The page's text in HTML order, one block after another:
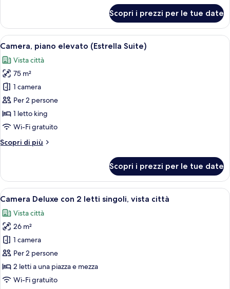
piano
elevato
(Sky
Scopri i prezzi per le tue date
Apri
tutte
le
foto
per
Camera,
piano
elevato
(Estrella
Suite)
Una piscina sul tetto dal design
9
Camera, piano elevato (Estrella Suite)
Vista città
75 m²
1 camera
Per 2 persone
1 letto king
Wi-Fi gratuito
Scopri di più
Altri
piano
elevato
(Estrella
Scopri i prezzi per le tue date
Apri
tutte
le
foto
per
Camera
Deluxe
con
Una camera d'albergo moderna con
6
Camera Deluxe con 2 letti singoli, vista città
Vista città
26 m²
1 camera
Per 2 persone
2 letti a una piazza e mezza
Wi-Fi gratuito